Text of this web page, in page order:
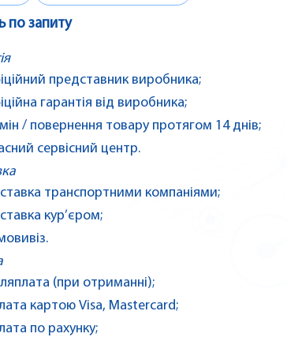
по запиту
представник виробника;
гарантія від виробника;
/ повернення товару протягом 14 днів;
сервісний центр.
транспортними компаніями;
кур’єром;
(при отриманні);
картою Visa, Mastercard;
по рахунку;